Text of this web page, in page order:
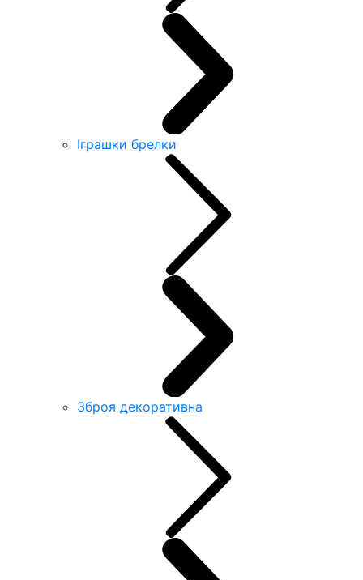
Іграшки брелки
Зброя декоративна